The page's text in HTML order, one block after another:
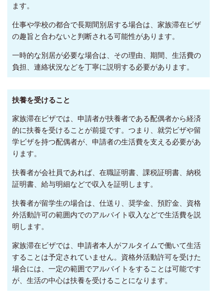
ます。
仕事や学校の都合で長期間別居する場合は、家族滞在ビザ
の趣旨と合わないと判断される可能性があります。
一時的な別居が必要な場合は、その理由、期間、生活費の
負担、連絡状況などを丁寧に説明する必要があります。
扶養を受けること
家族滞在ビザでは、申請者が扶養者である配偶者から経済
的に扶養を受けることが前提です。つまり、就労ビザや留
学ビザを持つ配偶者が、申請者の生活費を支える必要があ
ります。
扶養者が会社員であれば、在職証明書、課税証明書、納税
証明書、給与明細などで収入を証明します。
扶養者が留学生の場合は、仕送り、奨学金、預貯金、資格
外活動許可の範囲内でのアルバイト収入などで生活費を説
明します。
家族滞在ビザでは、申請者本人がフルタイムで働いて生活
することは予定されていません。資格外活動許可を受けた
場合には、一定の範囲でアルバイトをすることは可能です
が、生活の中心は扶養を受けることになります。